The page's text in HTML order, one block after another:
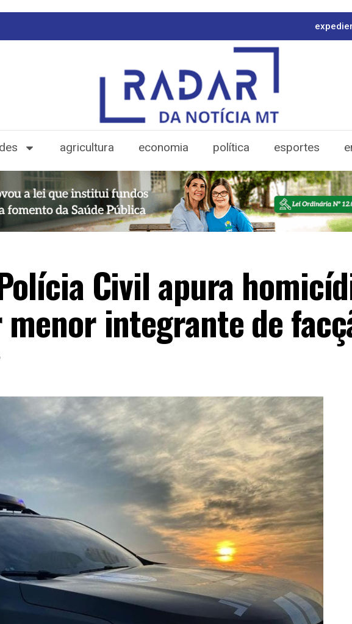
agricultura economia política esportes
Civil apura
integrante de